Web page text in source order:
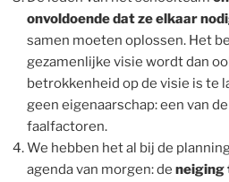
onvoldoende dat ze elkaar
samen moeten oplossen. Het
gezamenlijke visie wordt dan
betrokkenheid op de visie is te
geen eigenaarschap: een van
faalfactoren.
We hebben het al bij de
agenda van morgen: de neiging